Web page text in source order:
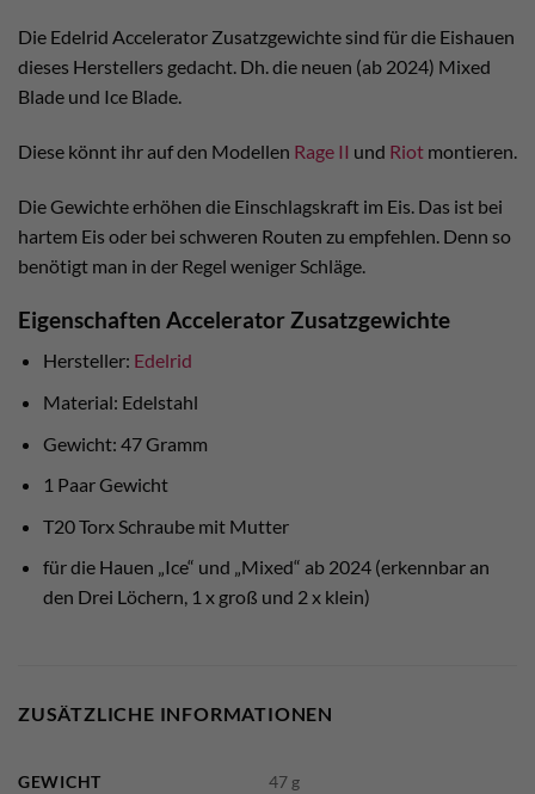
Die Edelrid Accelerator Zusatzgewichte sind für die Eishauen
dieses Herstellers gedacht. Dh. die neuen (ab 2024) Mixed
Blade und Ice Blade.
Diese könnt ihr auf den Modellen Rage II und Riot montieren.
Die Gewichte erhöhen die Einschlagskraft im Eis. Das ist bei
hartem Eis oder bei schweren Routen zu empfehlen. Denn so
benötigt man in der Regel weniger Schläge.
Eigenschaften Accelerator Zusatzgewichte
Hersteller: Edelrid
Material: Edelstahl
Gewicht: 47 Gramm
1 Paar Gewicht
T20 Torx Schraube mit Mutter
für die Hauen „Ice“ und „Mixed“ ab 2024 (erkennbar an
den Drei Löchern, 1 x groß und 2 x klein)
ZUSÄTZLICHE INFORMATIONEN
GEWICHT
47 g